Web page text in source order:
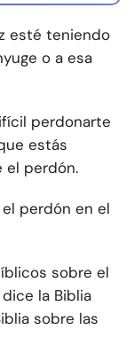
esté teniendo
o a esa
perdonarte
estás
el perdón.
perdón en el
sobre el
la Biblia
sobre las